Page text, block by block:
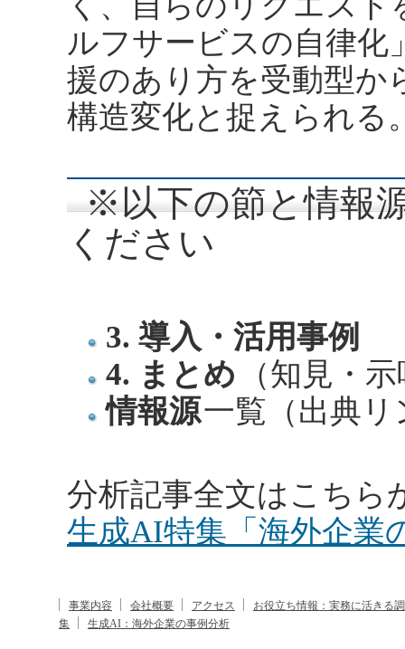
ルフサービスの自律化
援のあり方を受動型か
構造変化と捉えられる
※以下の節と情報
ください
3. 導入・活用事例
4. まとめ
（知見・
情報源一覧（出典
分析記事全文はこちら
生成AI特集「海外企業
事業内容 会社概要 アクセス
お役立ち情報：実務に活きる
集
生成AI：海外企業の事例分析